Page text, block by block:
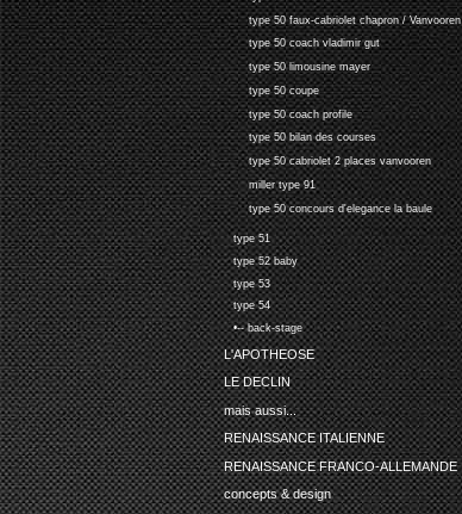
type 50 faux-cabriolet chapron / Vanvooren
type 50 coach vladimir gut
type 50 limousine mayer
type 50 coupe
type 50 coach profile
type 50 bilan des courses
type 50 cabriolet 2 places vanvooren
miller type 91
type 50 concours d'elegance la baule
type 51
type 52 baby
type 53
type 54
•-- back-stage
L'APOTHEOSE
LE DECLIN
mais aussi...
RENAISSANCE ITALIENNE
RENAISSANCE FRANCO-ALLEMANDE
concepts & design